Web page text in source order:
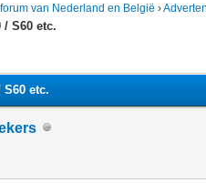
van Nederland en België ›
/ S60 etc.
etc.